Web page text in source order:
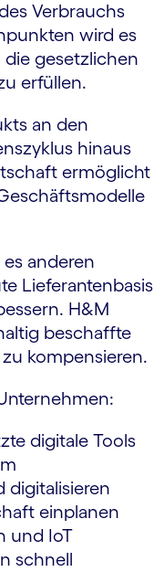
Verbrauchs
wird es
gesetzlichen
erfüllen.
an den
hinaus
ermöglicht
anderen
Lieferantenbasis
H&M
beschaffte
kompensieren.
digitale Tools
digitalisieren
einplanen
und IoT
schnell